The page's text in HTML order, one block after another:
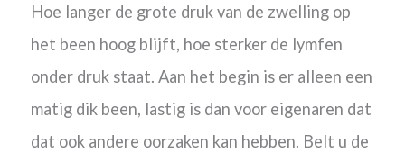
Hoe langer de grote druk van de zwelling op
het been hoog blijft, hoe sterker de lymfen
onder druk staat. Aan het begin is er alleen een
matig dik been, lastig is dan voor eigenaren dat
dat ook andere oorzaken kan hebben. Belt u de